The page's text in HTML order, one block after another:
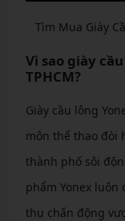
Tìm Mua Giày
Vì sao giày
TPHCM?
Giày cầu lông
môn thể thao đòi
thành phố sôi
phẩm Yonex
thụ chấn động